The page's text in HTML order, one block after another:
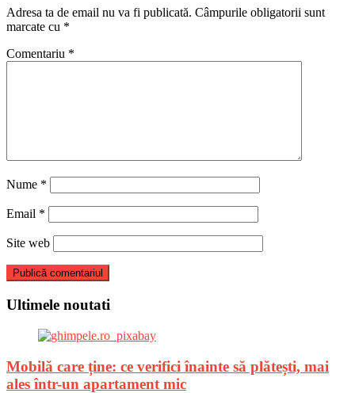
Adresa ta de email nu va fi publicată. Câmpurile obligatorii sunt
marcate cu *
Comentariu *
Nume *
Email *
Site web
Ultimele noutati
Mobilă care ține: ce verifici înainte să plătești, mai
ales într-un apartament mic